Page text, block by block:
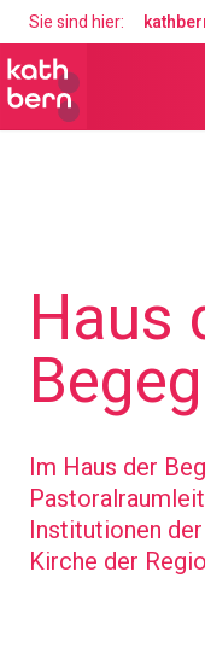
Sie sind hier:
Haus
Im Haus der
Institutionen
Kirche der